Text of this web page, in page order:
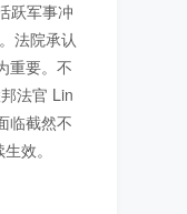
跃军事冲
法院承认
重要。不
法官 Lin
临截然不
效。